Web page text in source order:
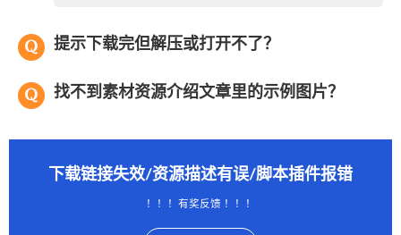
提示下载完但解压或打开不了？
找不到素材资源介绍文章里的示例图片？
下载链接失效/资源描述有误/脚本插件报错
！！！有奖反馈 ！！！